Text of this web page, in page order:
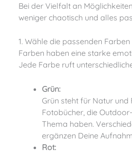
Bei der Vielfalt an Möglichkeiten ist es umso wichtiger, dass Du Dir vorher ein grobes Konzept überlegst. So wird es
weniger chaotisch und alles
1. Wähle die passenden
Farben haben eine starke emotionale Wirkung und sind ein entscheidender Faktor bei der Gestaltung von Fotobüchern.
Jede Farbe ruft
Grün:
Grün steht für Natur und
Fotobücher, die
Thema haben.
ergänzen Deine
Rot: